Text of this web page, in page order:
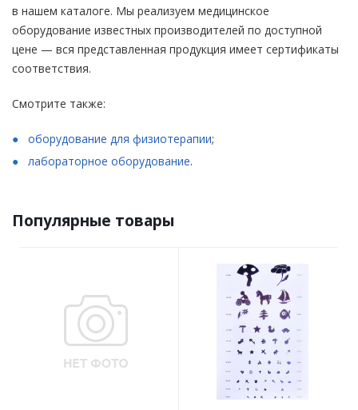
в нашем каталоге. Мы реализуем медицинское
оборудование известных производителей по доступной
цене — вся представленная продукция имеет сертификаты
соответствия.
Смотрите также:
оборудование для физиотерапии;
лабораторное оборудование.
Популярные товары